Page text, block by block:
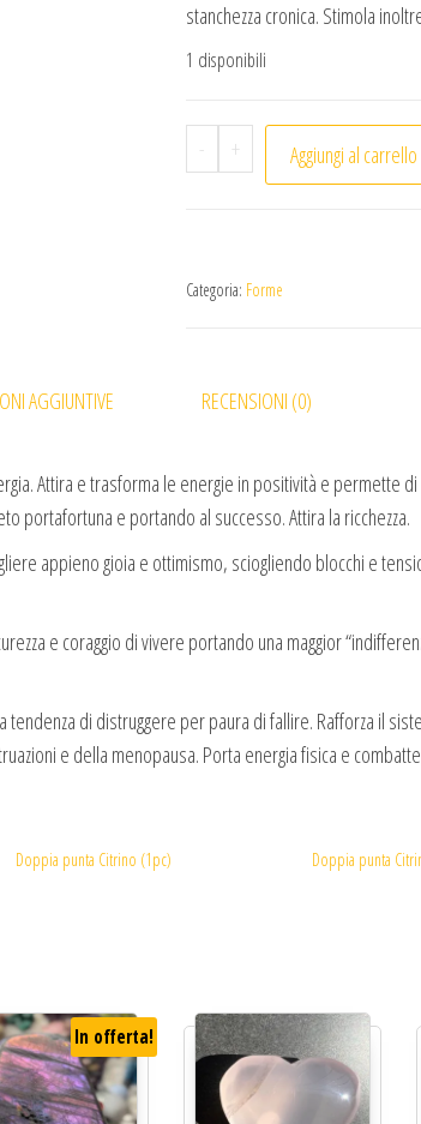
stanchezza cronica. Stimola
1 disponibili
- Doppia punta Citrino
+ Aggiungi al carrello
Categoria: Forme
AGGIUNTIVE RECENSIONI (0)
Attira e trasforma le energie in positività e permette
portafortuna e portando al successo. Attira la ricchezza.
appieno gioia e ottimismo, sciogliendo blocchi e
e coraggio di vivere portando una maggior
di distruggere per paura di fallire. Rafforza il
e della menopausa. Porta energia fisica e combatte
Doppia punta Citrino (1pc) Doppia punta
In offerta!